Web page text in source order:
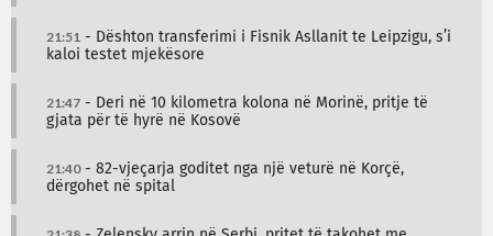
21:51 - Dështon transferimi i Fisnik Asllanit te Leipzigu, s’i
kaloi testet mjekësore
21:47 - Deri në 10 kilometra kolona në Morinë, pritje të
gjata për të hyrë në Kosovë
21:40- 82-vjeçarja goditet nga një veturë në Korçë,
dërgohet në spital